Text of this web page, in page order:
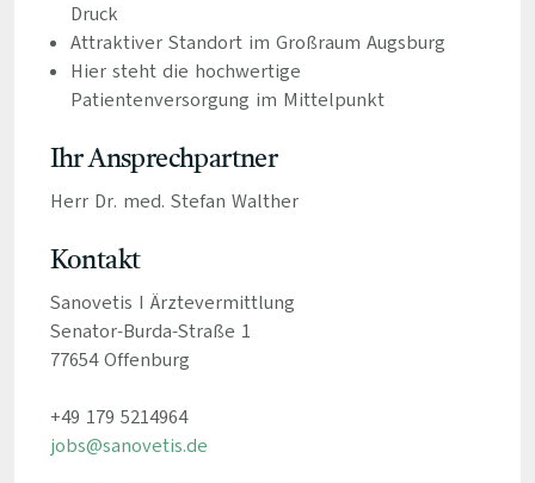
Druck
Attraktiver Standort im Großraum Augsburg
Hier steht die hochwertige
Patientenversorgung im Mittelpunkt
Ihr Ansprechpartner
Herr Dr. med. Stefan Walther
Kontakt
Sanovetis I Ärztevermittlung
Senator-Burda-Straße 1
77654 Offenburg
+49 179 5214964
jobs@sanovetis.de